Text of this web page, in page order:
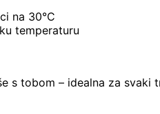
na 30°C
temperaturu
s tobom – idealna za svaki